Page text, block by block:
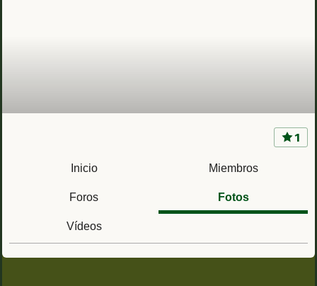
Rgto. de Infantería Ligera Garellano 45
(Vizcaya) Ac. Garellano (Bilbao) y Soyeche
1
Inicio Miembros
Foros Fotos
Vídeos